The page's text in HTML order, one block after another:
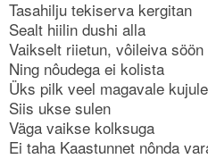
Tasahilju tekiserva kergitan
Sealt hiilin dushi alla
Vaikselt riietun, vôileiva söön
Ning nôudega ei kolista
Üks pilk veel magavale kujule
Siis ukse sulen
Väga vaikse kolksuga
Ei taha Kaastunnet nônda